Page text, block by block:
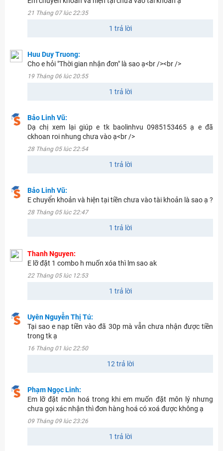
21 Tháng 07 lúc 22:35
1 trả lời
Huu Duy Truong:
Cho e hỏi "Thời gian nhận đơn" là sao ạ<br /><br />
19 Tháng 06 lúc 20:55
1 trả lời
Bảo Linh Vũ:
Dạ chị xem lại giúp e tk baolinhvu 0985153465 ạ e đã
ckhoan roi nhung chưa vào ạ<br />
28 Tháng 05 lúc 22:54
1 trả lời
Bảo Linh Vũ:
E chuyển khoản và hiện tại tiền chưa vào tài khoản là sao ạ ?
28 Tháng 05 lúc 22:47
1 trả lời
Thanh Nguyen:
E lỡ đặt 1 combo h muốn xóa thì lm sao ak
22 Tháng 05 lúc 12:53
1 trả lời
Uyên Nguyễn Thị Tú:
Tại sao e nạp tiền vào đã 30p mà vẫn chưa nhận được tiền
trong tk ạ
16 Tháng 01 lúc 22:50
12 trả lời
Phạm Ngọc Linh:
Em lỡ đặt môn hoá trong khi em muốn đặt môn lý nhưng
chưa gọi xác nhận thì đơn hàng hoá có xoá được không ạ
09 Tháng 09 lúc 23:26
1 trả lời